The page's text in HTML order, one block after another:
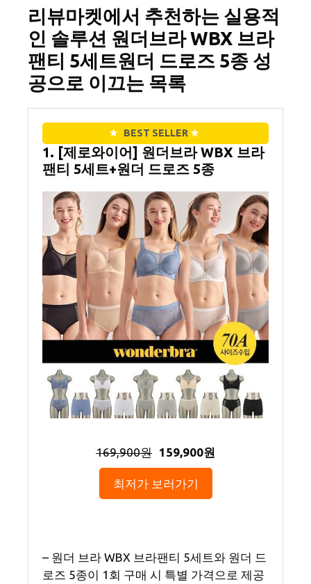
리뷰마켓에서 추천하는 실용적
인 솔루션 원더브라 WBX 브라
팬티 5세트원더 드로즈 5종 성
공으로 이끄는 목록
★ BEST SELLER ★
1. [제로와이어] 원더브라 WBX 브라
팬티 5세트+원더 드로즈 5종
169,900원 159,900원
최저가 보러가기
– 원더 브라 WBX 브라팬티 5세트와 원더 드
로즈 5종이 1회 구매 시 특별 가격으로 제공